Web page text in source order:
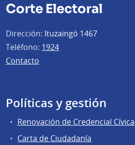
Corte Electoral
Dirección: Ituzaingó 1467
Teléfono: 1924
Contacto
Políticas y gestión
Renovación de Credencial Cívica
Carta de Ciudadanía